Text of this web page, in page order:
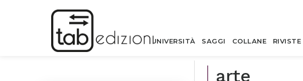
UNIVERSITÀ SAGGI COLLANE RIVISTE
arte